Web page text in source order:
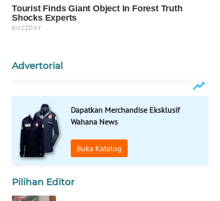
Advertorial
Dapatkan Merchandise Eksklusif
Wahana News
Buka Katalog
Pilihan Editor
LISTRIK
WAHANA
WAHANA
WAHANANEWS
ID
WAHANANEWS
CO ID
WAHANANEWS
NET